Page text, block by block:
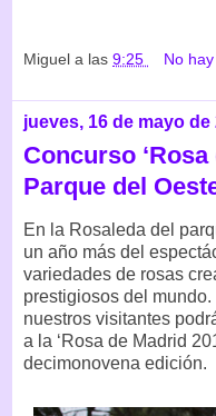
Miguel a las 9:25 No
jueves, 16 de mayo de
Concurso ‘Rosa
Parque del
En la Rosaleda del
un año más del
variedades de rosas
prestigiosos del
nuestros visitantes
a la ‘Rosa de Madrid
decimonovena edición.